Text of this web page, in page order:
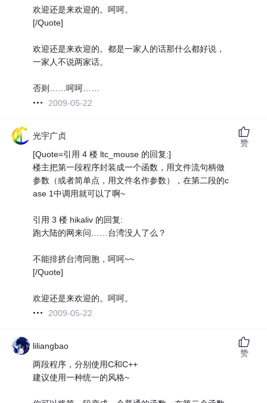
欢迎还是来欢迎的。呵呵。
[/Quote]
欢迎还是来欢迎的。都是一家人的话那什么都好说，
一家人不说两家话。
否则……呵呵……
2009-05-22
光宇广贞
[Quote=引用 4 楼 ltc_mouse 的回复:]
楼主把第一段程序封装成一个函数，用文件流句柄做
参数（或者简单点，用文件名作参数），在第二段的c
ase 1中调用就可以了啊~
引用 3 楼 hikaliv 的回复:
跑大陆的网来问……台湾没人了么？
不能排挤台湾同胞，呵呵~~
[/Quote]
欢迎还是来欢迎的。呵呵。
2009-05-22
赞
liliangbao
两段程序，分别使用C和C++
建议使用一种统一的风格~
赞